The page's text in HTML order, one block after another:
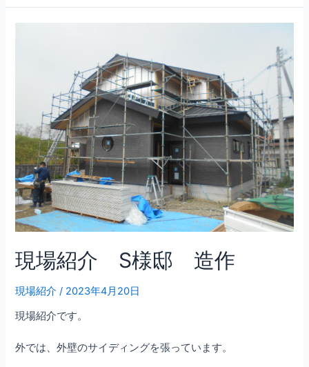
現場紹介 S様邸 造作
現場紹介 / 2023年4月20日
現場紹介です。
外では、外壁のサイディングを張っています。